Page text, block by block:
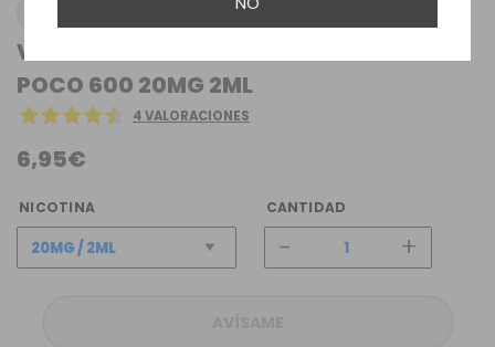
VAPER DESECHABLE PINK LEMONADE
POCO 600 20MG 2ML
4 VALORACIONES
6,95€
NICOTINA CANTIDAD
- +